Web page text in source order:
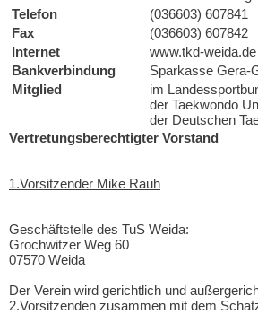
Telefon
(036603) 607841
Fax
(036603) 607842
Internet
www.tkd-weida.de
Bankverbindung
Sparkasse Gera-
Mitglied
im
der Taekwondo
der Deutschen
Vertretungsberechtigter Vorstand
1.Vorsitzender Mike Rauh
Geschäftstelle des TuS Weida:
Grochwitzer Weg 60
07570 Weida
Der Verein wird gerichtlich und
2.Vorsitzenden zusammen mit dem